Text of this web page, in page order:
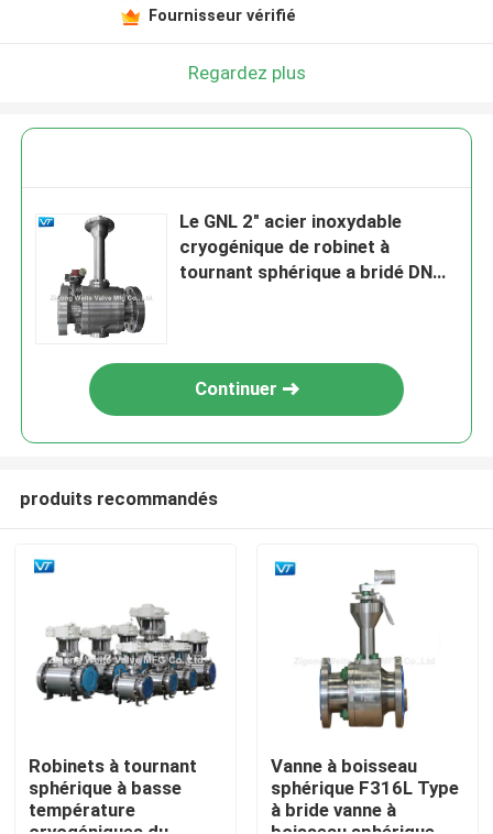
Maison
Produits
Au sujet de nous
Fournisseur vérifié
Regardez plus
Le GNL 2" acier inoxydable
cryogénique de robinet à
tournant sphérique a bridé DN
Continuer
produits recommandés
Robinets à tournant
sphérique à basse
température
Vanne à boisseau
sphérique F316L Type
à bride vanne à